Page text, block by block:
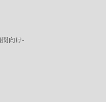
向け-